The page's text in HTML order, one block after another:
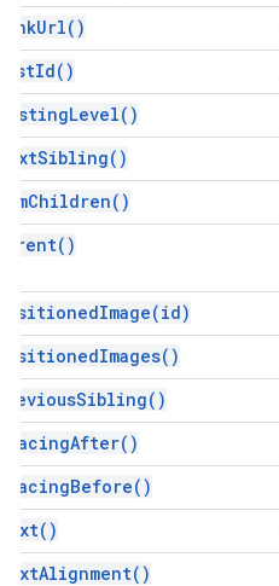
LinkUrl( )
ListId( )
NestingLevel( )
NextSibling( )
NumChildren( )
Parent( )
PositionedImage(id)
PositionedImages( )
PreviousSibling( )
SpacingAfter( )
SpacingBefore( )
Text( )
TextAlignment( )